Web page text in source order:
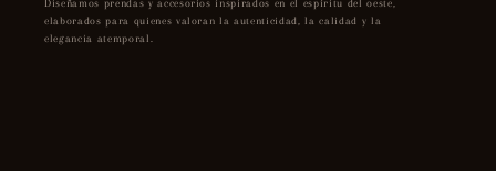
Diseñamos prendas y accesorios inspirados en el espíritu del oeste,
elaborados para quienes valoran la autenticidad, la calidad y la
elegancia atemporal.